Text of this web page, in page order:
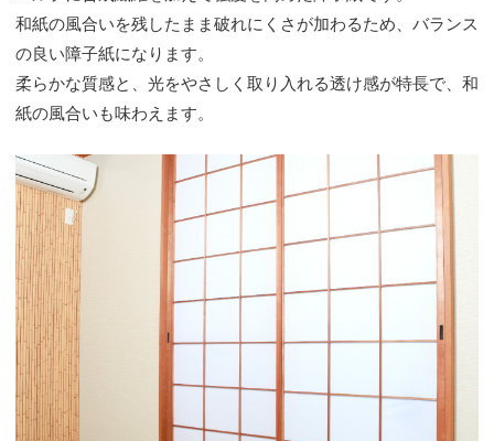
和紙の風合いを残したまま破れにくさが加わるため、バランス
の良い障子紙になります。
柔らかな質感と、光をやさしく取り入れる透け感が特長で、和
紙の風合いも味わえます。